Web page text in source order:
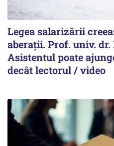
Legea salarizării
aberații. Prof. univ.
Asistentul poate
decât lectorul / video